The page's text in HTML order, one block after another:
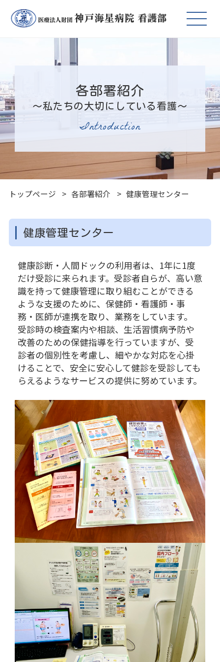
各部署紹介
～私たちの大切にしている看護～
Introduction
トップページ 各部署紹介 健康管理センター
健康管理センター
健康診断・人間ドックの利用者は、1年に1度
だけ受診に来られます。受診者自らが、高い意
識を持って健康管理に取り組むことができる
ような支援のために、保健師・看護師・事
務・医師が連携を取り、業務をしています。
受診時の検査案内や相談、生活習慣病予防や
改善のための保健指導を行っていますが、受
診者の個別性を考慮し、細やかな対応を心掛
けることで、安全に安心して健診を受診しても
らえるようなサービスの提供に努めています。